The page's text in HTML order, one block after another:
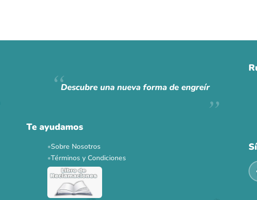
Descubre una nueva forma de engreír
Te ayudamos
Sobre Nosotros
Términos y Condiciones